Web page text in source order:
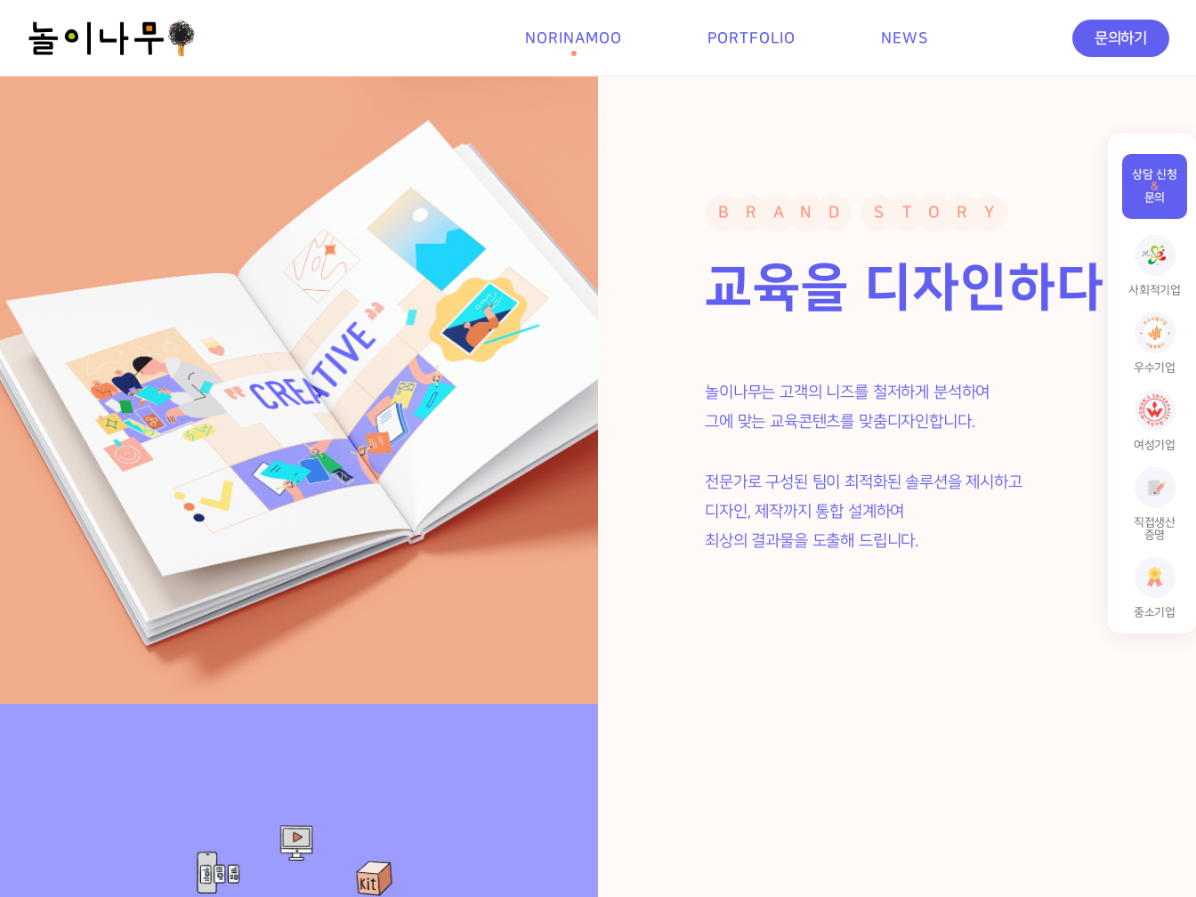
NORINAMOO PORTFOLIO NEWS 문의하기
B R A N D S T O R Y
교육을 디자인하다
놀이나무는 고객의 니즈를 철저하게 분석하여
그에 맞는 교육콘텐츠를 맞춤디자인합니다.
전문가로 구성된 팀이 최적화된 솔루션을 제시하고
디자인, 제작까지 통합 설계하여
최상의 결과물을 도출해 드립니다.
상담 신청
&
문의
사회적기업
우수기업
여성기업
직접생산
증명
중소기업